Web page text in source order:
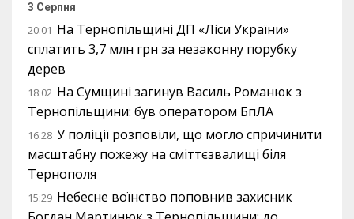
3 Серпня
20:01 На Тернопільщині ДП «Ліси України»
сплатить 3,7 млн грн за незаконну порубку
дерев
18:02 На Сумщині загинув Василь Романюк з
Тернопільщини: був оператором БпЛА
16:28 У поліції розповіли, що могло спричинити
масштабну пожежу на сміттєзвалищі біля
Тернополя
15:29 Небесне воїнство поповнив захисник